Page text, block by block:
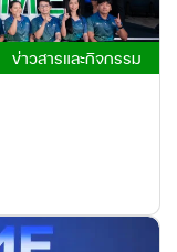
ข่าวสารและกิจกรรม